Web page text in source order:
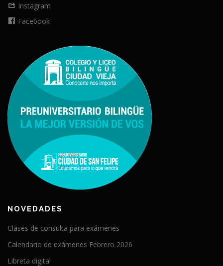
Instagram
Facebook
NOVEDADES
Clases de consulta para exámenes
Calendario de exámenes Febrero 2026
Libreta digital